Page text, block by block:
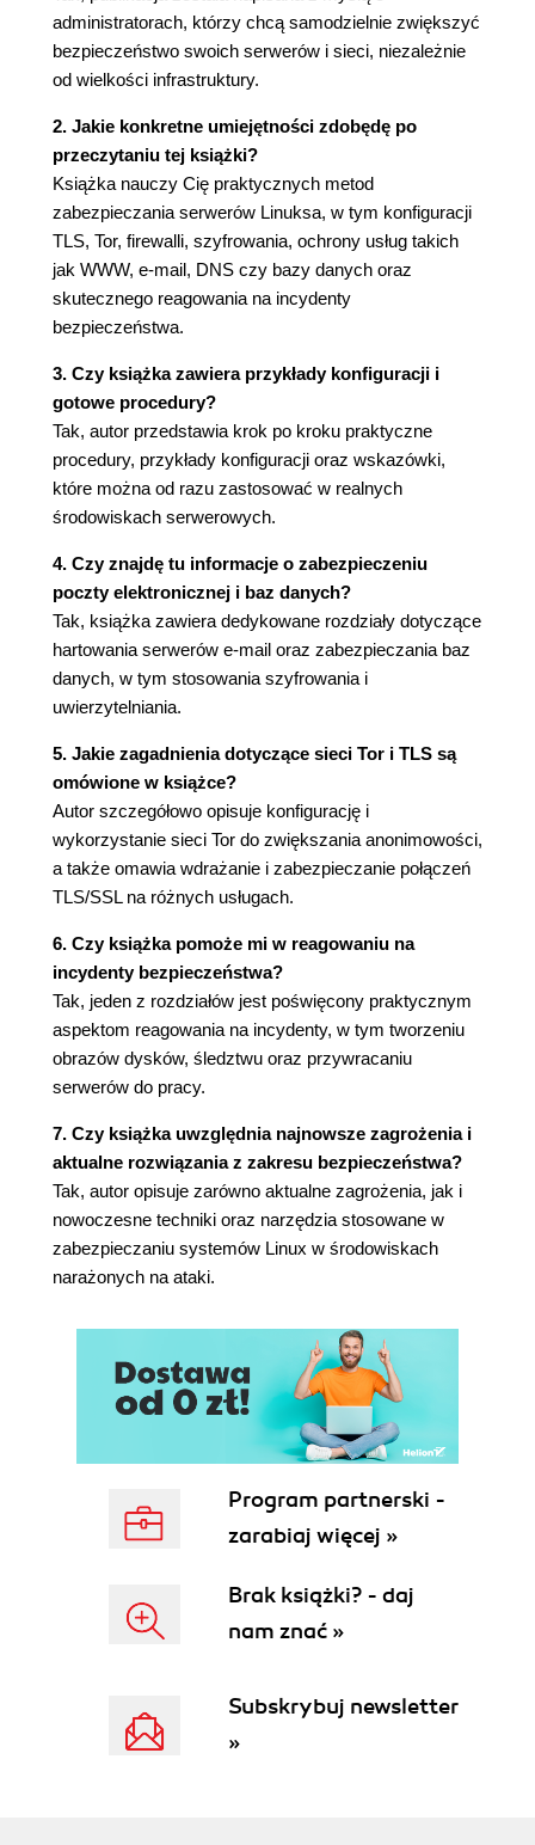
Pulpit Qubes (68)
Przykład kompartmentalizacji maszyn
appVM (72)
USB VM (76)
Podsumowanie (78)
Rozdział 3. Bezpieczeństwo serwerów (79)
Część 1. Podstawy bezpieczeństwa serwerów
(79)
Podstawowe praktyki w zakresie
zabezpieczania serwerów (79)
Sudo (82)
Część 2. Średnio zaawansowane techniki
hartowania serwerów (85)
Uwierzytelnianie za pomocą klucza SSH (86)
AppArmor (90)
Zdalne logi (94)
serwerów (96)
Szyfrowanie dysku serwera (97)
Bezpieczne alternatywy serwera NTP (99)
Uwierzytelnianie dwuskładnikowe za pomocą
SSH (100)
Podsumowanie (103)
Rozdział 4. Sieć (105)
Część 1. Podstawowe hartowanie sieci (106)
Podstawy bezpieczeństwa sieci (106)
Ataki man-in-the-middle (108)
Ustawienia firewall serwera (110)
Część 2. Sieci szyfrowane (118)
Konfiguracja OpenVPN (118)
Tunele SSH (125)
Równoważenie obciążenia z wykorzystaniem
protokołu SSL/TLS (127)
Część 3. Sieci anonimowe (132)
Konfiguracja sieci Tor (133)
Podsumowanie (140)
Rozdział 5. Serwery WWW (141)
Część 1. Podstawy bezpieczeństwa serwerów
WWW (141)
Uprawnienia (141)
Część 2. HTTPS (145)
Włączanie HTTPS (146)
Przekierowanie HTTP na HTTPS (148)
Odwrócone proxy HTTPS (149)
Uwierzytelnianie klienta za pomocą protokołu
HTTPS (150)
Część 3. Zaawansowana konfiguracja HTTPS
(151)
Utajnienie przekazywania HTTPS (152)
Zapory WAF (154)
Podsumowanie (164)
Część 1. Podstawowe hartowanie serwerów e-
mail (168)
administratorach, którzy chcą samodzielnie zwiększyć
bezpieczeństwo swoich serwerów i sieci, niezależnie
od wielkości infrastruktury.
2. Jakie konkretne umiejętności zdobędę po
przeczytaniu tej książki?
Książka nauczy Cię praktycznych metod
zabezpieczania serwerów Linuksa, w tym konfiguracji
TLS, Tor, firewalli, szyfrowania, ochrony usług takich
jak WWW, e-mail, DNS czy bazy danych oraz
skutecznego reagowania na incydenty
bezpieczeństwa.
3. Czy książka zawiera przykłady konfiguracji i
gotowe procedury?
Tak, autor przedstawia krok po kroku praktyczne
procedury, przykłady konfiguracji oraz wskazówki,
które można od razu zastosować w realnych
środowiskach serwerowych.
4. Czy znajdę tu informacje o zabezpieczeniu
poczty elektronicznej i baz danych?
Tak, książka zawiera dedykowane rozdziały dotyczące
hartowania serwerów e-mail oraz zabezpieczania baz
danych, w tym stosowania szyfrowania i
uwierzytelniania.
5. Jakie zagadnienia dotyczące sieci Tor i TLS są
omówione w książce?
Autor szczegółowo opisuje konfigurację i
wykorzystanie sieci Tor do zwiększania anonimowości,
a także omawia wdrażanie i zabezpieczanie połączeń
TLS/SSL na różnych usługach.
6. Czy książka pomoże mi w reagowaniu na
incydenty bezpieczeństwa?
Tak, jeden z rozdziałów jest poświęcony praktycznym
aspektom reagowania na incydenty, w tym tworzeniu
obrazów dysków, śledztwu oraz przywracaniu
serwerów do pracy.
7. Czy książka uwzględnia najnowsze zagrożenia i
aktualne rozwiązania z zakresu bezpieczeństwa?
Tak, autor opisuje zarówno aktualne zagrożenia, jak i
nowoczesne techniki oraz narzędzia stosowane w
zabezpieczaniu systemów Linux w środowiskach
narażonych na ataki.
Program partnerski -
zarabiaj więcej »
Brak książki? - daj
nam znać »
Subskrybuj newsletter
»